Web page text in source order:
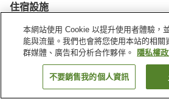
住宿設施
停車場
休息室
宴會廳
公共
找客房
本網站使用 Cookie 以提升使用者體驗，
能與流量。我們也會將您使用本站的相關
群媒體、廣告和分析合作夥伴。
隱私權
不要銷售我的個人資訊